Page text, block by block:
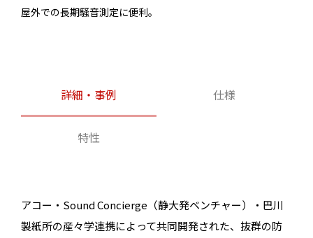
屋外での長期騒音測定に便利。
詳細・事例 仕様
特性
アコー・Sound Concierge（静大発ベンチャー）・巴川
製紙所の産々学連携によって共同開発された、抜群の防